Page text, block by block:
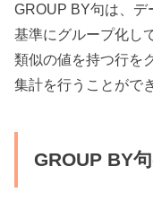
GROUP BY句は、デ
基準にグループ化し
類似の値を持つ行を
集計を行うことがで
GROUP BY